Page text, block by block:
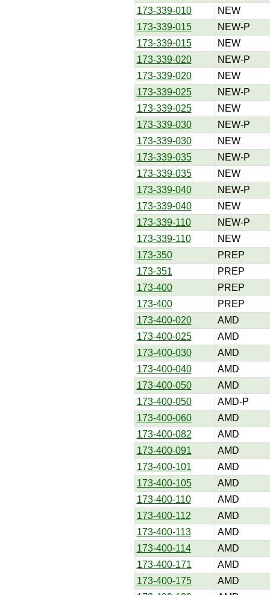
173-339-010
NEW
173-339-015
NEW-P
173-339-015
NEW
173-339-020
NEW-P
173-339-020
NEW
173-339-025
NEW-P
173-339-025
NEW
173-339-030
NEW-P
173-339-030
NEW
173-339-035
NEW-P
173-339-035
NEW
173-339-040
NEW-P
173-339-040
NEW
173-339-110
NEW-P
173-339-110
NEW
173-350
PREP
173-351
PREP
173-400
PREP
173-400
PREP
173-400-020
AMD
173-400-025
AMD
173-400-030
AMD
173-400-040
AMD
173-400-050
AMD
173-400-050
AMD-P
173-400-060
AMD
173-400-082
AMD
173-400-091
AMD
173-400-101
AMD
173-400-105
AMD
173-400-110
AMD
173-400-112
AMD
173-400-113
AMD
173-400-114
AMD
173-400-171
AMD
173-400-175
AMD